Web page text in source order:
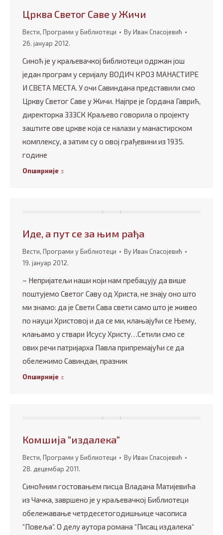
Црква Светог Саве у Жичи
Вести, Програми у Библиотеци ByИван Спасојевић
26. јануар 2012.
Синоћ је у краљевачкој библиотеци одржан још
један програм у серијалу ВОДИЧ КРОЗ МАНАСТИРЕ
И СВЕТА МЕСТА. У очи Савиндана представили смо
Цркву Светог Саве у Жичи. Најпре је Гордана Гаврић,
директорка ЗЗЗСК Краљево говорила о пројекту
заштите ове цркве која се налази у манастирском
комплексу, а затим су о овој грађевини из 1935.
године
Опширније
Иде, а пут се за њим рађа
Вести, Програми у Библиотеци ByИван Спасојевић
19. јануар 2012.
– Непријатељи наши који нам пребацују да више
поштујемо Светог Саву од Христа, не знају оно што
ми знамо: да је Свети Сава свети само што је живео
по науци Христовој и да се ми, клањајући се Њему,
клањамо у ствари Исусу Христу…Сетили смо се
ових речи патријарха Павла припремајући се да
обележимо Савиндан, празник
Опширније
Комшија “издалека“
Вести, Програми у Библиотеци ByИван Спасојевић
28. децембар 2011.
Синоћним гостовањем писца Владана Матијевића
из Чачка, завршено је у краљевачкој Библиотеци
обележавање четрдесeтогодишњице часописа
“Повеља“. О делу аутора романа “Писац издалека“